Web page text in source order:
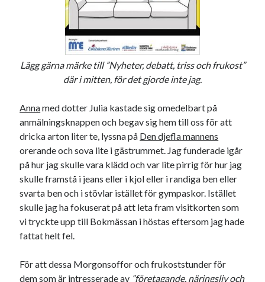
#blogg100 allmänbildning
barnen basket bil
England fest film fotboll
historia hotell jobb
Julkalenderfacit Julkalendern
julkalendern 2021 Julkalendern 2024 konst
kåseri Lund mat minne
minnen mode museum musik
nostalgi
reklam resa sekrutt skola
sommar
Stockholm svenska tips tåg
USA
Lägg gärna märke till ”Nyheter, debatt, triss och frukost”
där i mitten, för det gjorde inte jag.
Annamed dotter Julia kastade sig omedelbart på
anmälningsknappen och begav sig hem till oss för att
dricka arton liter te, lyssna på Den djefla mannens
orerande och sova lite i gästrummet. Jag funderade igår
på hur jag skulle vara klädd och var lite pirrig för hur jag
skulle framstå i jeans eller i kjol eller i randiga ben eller
svarta ben och i stövlar istället för gympaskor. Istället
skulle jag ha fokuserat på att leta fram visitkorten som
vi tryckte upp till Bokmässan i höstas eftersom jag hade
fattat helt fel.
För att dessa Morgonsoffor och frukoststunder för
dem som är intresserade av ”företagande, näringsliv och